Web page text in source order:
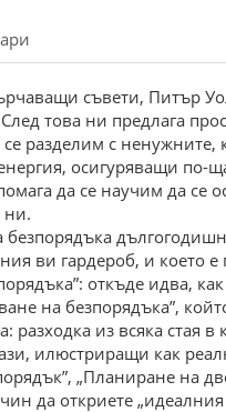
съвети, Питър
това ни предлага
разделим с
осигуряващи
да се научим да се
ни.
безпорядъка
ви гардероб, и което
откъде идва,
на безпорядъка”,
разходка из всяка
илюстриращи как
„Планиране на
да откриете